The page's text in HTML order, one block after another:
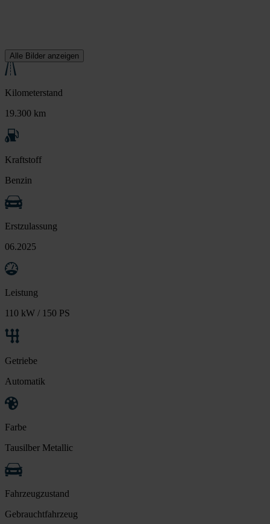
Alle Bilder anzeigen
Kilometerstand
19.300 km
Kraftstoff
Benzin
Erstzulassung
06.2025
Leistung
110 kW / 150 PS
Getriebe
Automatik
Farbe
Tausilber Metallic
Fahrzeugzustand
Gebrauchtfahrzeug